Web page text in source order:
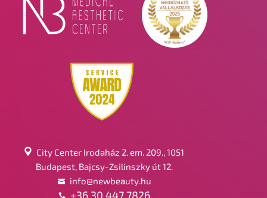
City Center Irodaház 2. em. 209., 1051
Budapest, Bajcsy-Zsilinszky út 12.
info@newbeauty.hu
+36 30 447 7826